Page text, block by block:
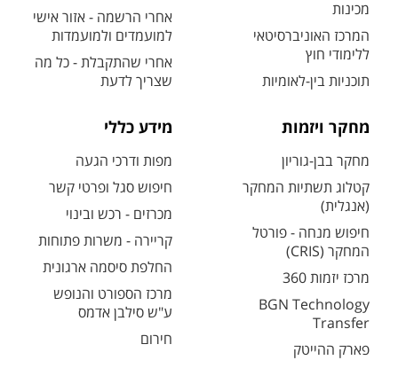
מכינות
המרכז האוניברסיטאי
ללימודי חוץ
תוכניות בין-לאומיות
אחרי הרשמה - אזור אישי
למועמדים ולמועמדות
אחרי שהתקבלת - כל מה
שצריך לדעת
מחקר ויזמות
מחקר בבן-גוריון
קטלוג תשתיות המחקר
(אנגלית)
חיפוש מנחה - פורטל
המחקר (CRIS)
מרכז יזמות 360
BGN Technology
Transfer
פארק ההייטק
מידע כללי
מפות ודרכי הגעה
חיפוש סגל ופרטי קשר
מכרזים - רכש ובינוי
קריירה - משרות פתוחות
החלפת סיסמה ארגונית
מרכז הספורט והנופש
ע"ש סילבן אדמס
חירום